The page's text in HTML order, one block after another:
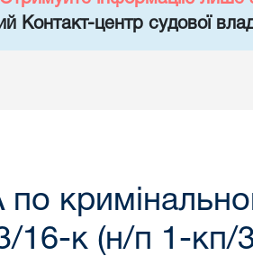
Контакт-центр судової
16-к (н/п 1-кп/